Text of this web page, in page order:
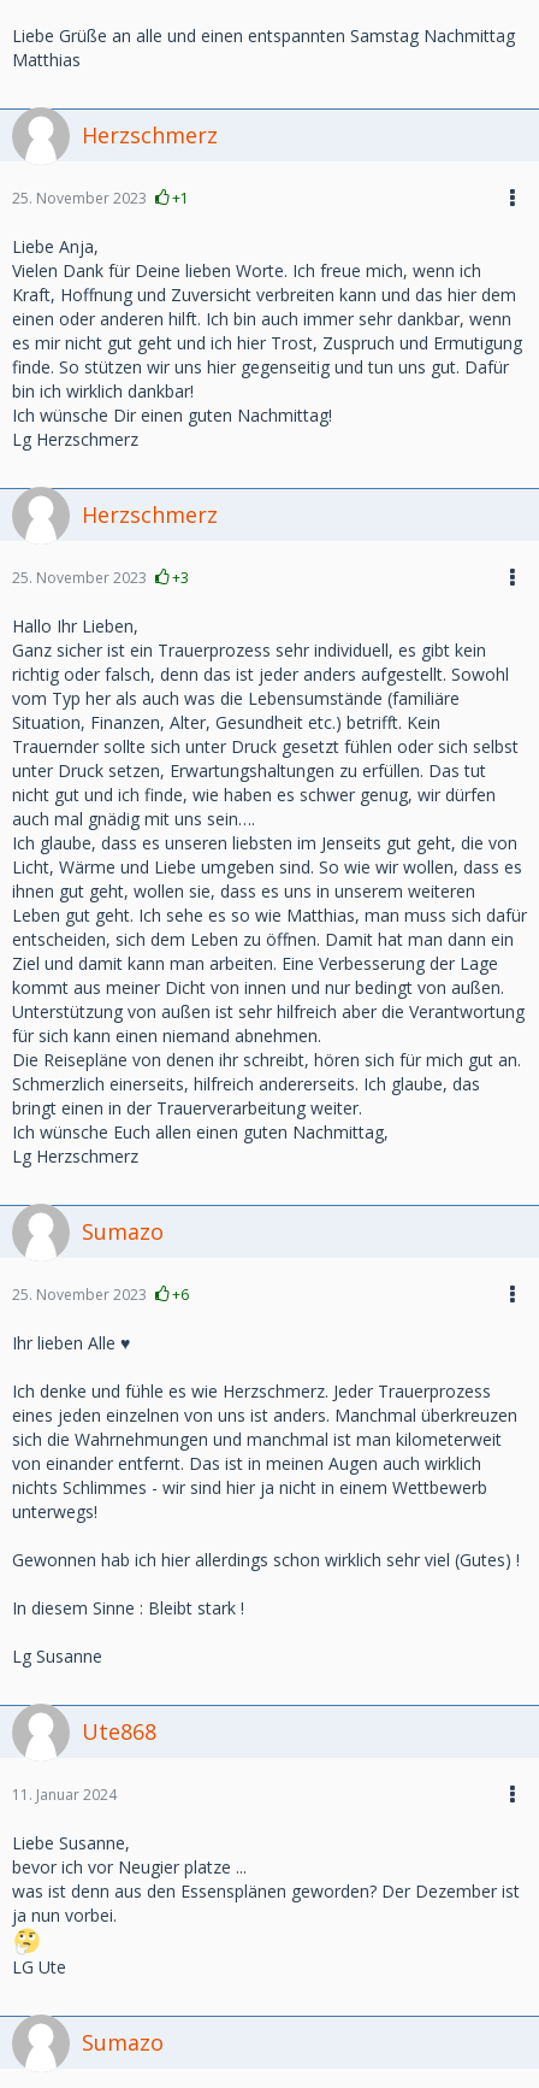
Liebe Grüße an alle und einen entspannten Samstag Nachmittag
Matthias
Herzschmerz
25. November 2023 +1
Liebe Anja,
Vielen Dank für Deine lieben Worte. Ich freue mich, wenn ich
Kraft, Hoffnung und Zuversicht verbreiten kann und das hier dem
einen oder anderen hilft. Ich bin auch immer sehr dankbar, wenn
es mir nicht gut geht und ich hier Trost, Zuspruch und Ermutigung
finde. So stützen wir uns hier gegenseitig und tun uns gut. Dafür
bin ich wirklich dankbar!
Ich wünsche Dir einen guten Nachmittag!
Lg Herzschmerz
Herzschmerz
25. November 2023 +3
Hallo Ihr Lieben,
Ganz sicher ist ein Trauerprozess sehr individuell, es gibt kein
richtig oder falsch, denn das ist jeder anders aufgestellt. Sowohl
vom Typ her als auch was die Lebensumstände (familiäre
Situation, Finanzen, Alter, Gesundheit etc.) betrifft. Kein
Trauernder sollte sich unter Druck gesetzt fühlen oder sich selbst
unter Druck setzen, Erwartungshaltungen zu erfüllen. Das tut
nicht gut und ich finde, wie haben es schwer genug, wir dürfen
auch mal gnädig mit uns sein….
Ich glaube, dass es unseren liebsten im Jenseits gut geht, die von
Licht, Wärme und Liebe umgeben sind. So wie wir wollen, dass es
ihnen gut geht, wollen sie, dass es uns in unserem weiteren
Leben gut geht. Ich sehe es so wie Matthias, man muss sich dafür
entscheiden, sich dem Leben zu öffnen. Damit hat man dann ein
Ziel und damit kann man arbeiten. Eine Verbesserung der Lage
kommt aus meiner Dicht von innen und nur bedingt von außen.
Unterstützung von außen ist sehr hilfreich aber die Verantwortung
für sich kann einen niemand abnehmen.
Die Reisepläne von denen ihr schreibt, hören sich für mich gut an.
Schmerzlich einerseits, hilfreich andererseits. Ich glaube, das
bringt einen in der Trauerverarbeitung weiter.
Ich wünsche Euch allen einen guten Nachmittag,
Lg Herzschmerz
Sumazo
25. November 2023 +6
Ihr lieben Alle ♥️
Ich denke und fühle es wie Herzschmerz. Jeder Trauerprozess
eines jeden einzelnen von uns ist anders. Manchmal überkreuzen
sich die Wahrnehmungen und manchmal ist man kilometerweit
von einander entfernt. Das ist in meinen Augen auch wirklich
nichts Schlimmes - wir sind hier ja nicht in einem Wettbewerb
unterwegs!
Gewonnen hab ich hier allerdings schon wirklich sehr viel (Gutes) !
In diesem Sinne : Bleibt stark !
Lg Susanne
Ute868
11. Januar 2024
Liebe Susanne,
bevor ich vor Neugier platze ...
was ist denn aus den Essensplänen geworden? Der Dezember ist
ja nun vorbei.
LG Ute
Sumazo